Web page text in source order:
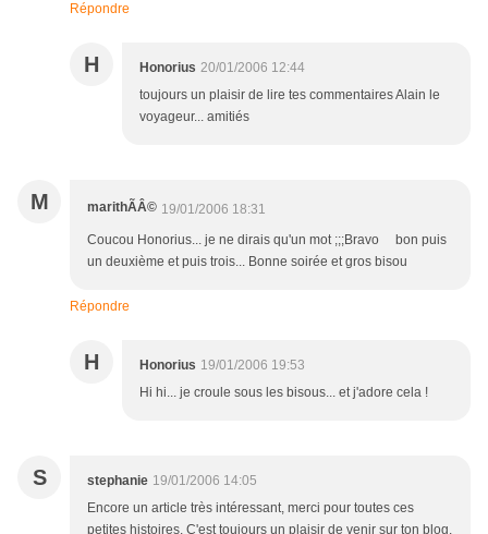
Répondre
H Honorius 20/01/2006 12:44
toujours un plaisir de lire tes commentaires Alain le
voyageur... amitiés
M marithÃÂ© 19/01/2006 18:31
Coucou Honorius... je ne dirais qu'un mot ;;;Bravo bon puis
un deuxième et puis trois... Bonne soirée et gros bisou
Répondre
H Honorius 19/01/2006 19:53
Hi hi... je croule sous les bisous... et j'adore cela !
S stephanie 19/01/2006 14:05
Encore un article très intéressant, merci pour toutes ces
petites histoires. C'est toujours un plaisir de venir sur ton blog.